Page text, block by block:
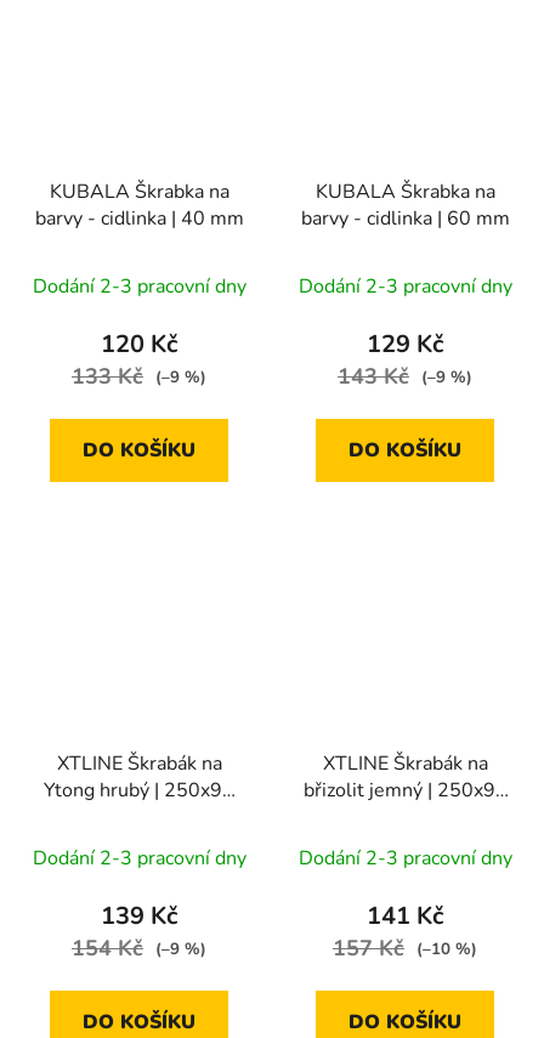
KUBALA Škrabka na
barvy - cidlinka | 40 mm
Dodání 2-3 pracovní dny
120 Kč
133 Kč (–9 %)
DO KOŠÍKU
KUBALA Škrabka na
barvy - cidlinka | 60 mm
Dodání 2-3 pracovní dny
129 Kč
143 Kč (–9 %)
DO KOŠÍKU
XTLINE Škrabák na
Ytong hrubý | 250x96
Dodání 2-3 pracovní dny
139 Kč
154 Kč (–9 %)
DO KOŠÍKU
XTLINE Škrabák na
břizolit jemný | 250x96
Dodání 2-3 pracovní dny
141 Kč
157 Kč (–10 %)
DO KOŠÍKU